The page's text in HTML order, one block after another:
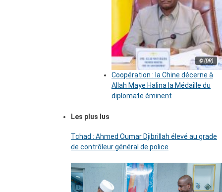
© (DR)
Coopération : la Chine décerne à
Allah Maye Halina la Médaille du
diplomate éminent
Les plus lus
Tchad : Ahmed Oumar Djibrillah élevé au grade
de contrôleur général de police